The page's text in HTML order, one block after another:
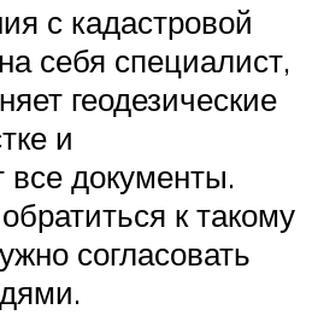
с кадастровой
себя специалист,
геодезические
и
все документы.
к такому
согласовать